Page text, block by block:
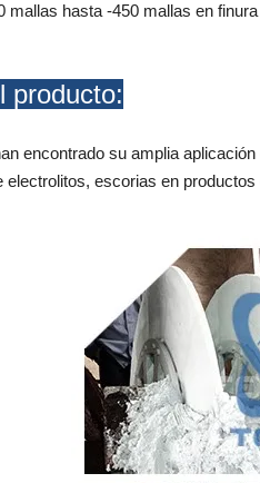
mallas hasta -450 mallas en
producto:
encontrado su amplia
electrolitos, escorias en